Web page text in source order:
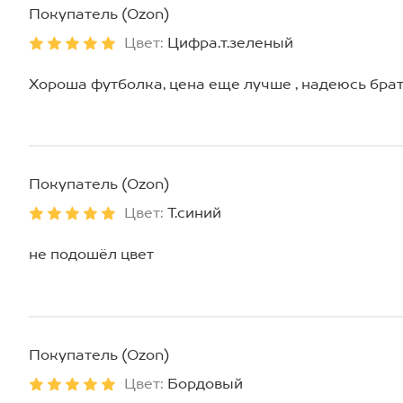
Покупатель (Ozon)
Цвет: Цифра.т.зеленый
Хороша футболка, цена еще лучше , надеюсь
Покупатель (Ozon)
Цвет: Т.синий
не подошёл цвет
Покупатель (Ozon)
Цвет: Бордовый